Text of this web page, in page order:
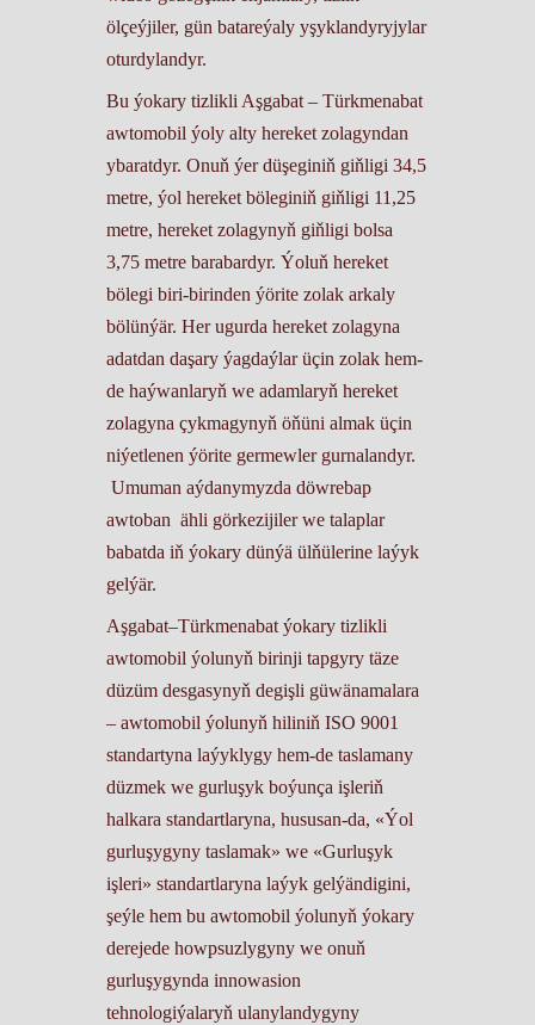
ölçeýjiler, gün batareýaly yşyklandyryjylar
oturdylandyr.
Bu ýokary tizlikli Aşgabat – Türkmenabat
awtomobil ýoly alty hereket zolagyndan
ybaratdyr. Onuň ýer düşeginiň giňligi 34,5
metre, ýol hereket böleginiň giňligi 11,25
metre, hereket zolagynyň giňligi bolsa
3,75 metre barabardyr. Ýoluň hereket
bölegi biri-birinden ýörite zolak arkaly
bölünýär. Her ugurda hereket zolagyna
adatdan daşary ýagdaýlar üçin zolak hem-
de haýwanlaryň we adamlaryň hereket
zolagyna çykmagynyň öňüni almak üçin
niýetlenen ýörite germewler gurnalandyr.
Umuman aýdanymyzda döwrebap
awtoban ähli görkezijiler we talaplar
babatda iň ýokary dünýä ülňülerine laýyk
gelýär.
Aşgabat–Türkmenabat ýokary tizlikli
awtomobil ýolunyň birinji tapgyry täze
düzüm desgasynyň degişli güwänamalara
– awtomobil ýolunyň hiliniň ISO 9001
standartyna laýyklygy hem-de taslamany
düzmek we gurluşyk boýunça işleriň
halkara standartlaryna, hususan-da, «Ýol
gurluşygyny taslamak» we «Gurluşyk
işleri» standartlaryna laýyk gelýändigini,
şeýle hem bu awtomobil ýolunyň ýokary
derejede howpsuzlygyny we onuň
gurluşygynda innowasion
tehnologiýalaryň ulanylandygyny